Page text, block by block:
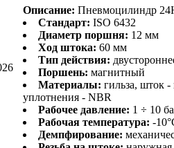
Описание: Пневмоцилиндр
Стандарт: ISO 6432
Диаметр поршня: 12 мм
Ход штока: 60 мм
Тип действия:
Поршень: магнитный
Материалы: гильза, шток
уплотнения - NBR
Рабочее давление: 1 ÷ 10
Рабочая температура: -
Демпфирование: